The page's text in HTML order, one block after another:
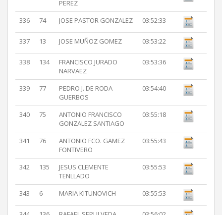
PEREZ
336 74 JOSE PASTOR GONZALEZ 03:52:33
337 13 JOSE MUÑOZ GOMEZ 03:53:22
338 134
FRANCISCO JURADO
NARVAEZ
03:53:36
339 77
PEDRO J. DE RODA
GUERBOS
03:54:40
340 75
ANTONIO FRANCISCO
GONZALEZ SANTIAGO
03:55:18
341 76
ANTONIO FCO. GAMEZ
FONTIVERO
03:55:43
342 135
JESUS CLEMENTE
TENLLADO
03:55:53
343 6 MARIA KITUNOVICH 03:55:53